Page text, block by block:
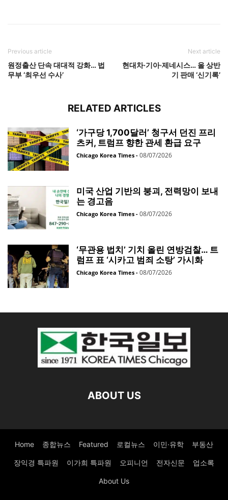
Previous article
원정출산 단속 대대적 강화… 법
무부 ‘최우선 수사’
Next article
현대차·기아·제네시스… 올 상반
기 판매 ‘신기록’
RELATED ARTICLES
‘가구당 1,700달러’ 청구서 던진 프리
츠커, 트럼프 향한 관세 환급 요구
Chicago Korea Times - 08/07/2026
미국 산업 기반의 붕괴, 전력망이 보내
는 경고음
Chicago Korea Times - 08/07/2026
‘무관용 법치’ 기치 올린 연방검찰… 트
럼프 표 ‘시카고 범죄 소탕’ 가시화
Chicago Korea Times - 08/07/2026
ABOUT US
Home 종합뉴스 Featured 로컬뉴스 이민·유학 부동산
장익경 특파원 이가희 특파원 오피니언 전자신문 업소록
About Us